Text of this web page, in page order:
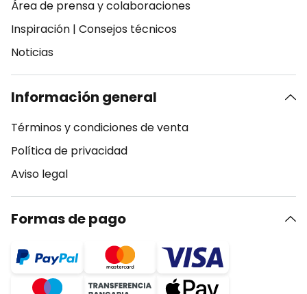
Área de prensa y colaboraciones
Inspiración | Consejos técnicos
Noticias
Información general
Términos y condiciones de venta
Política de privacidad
Aviso legal
Formas de pago